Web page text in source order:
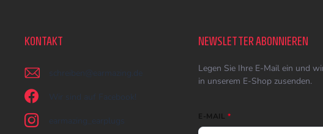
KONTAKT
schreiben @ earmazing.de
Wir sind auf Facebook!
earmazing_earplugs
NEWSLETTER ABONNIEREN
Legen Sie Ihre E-Mail ein und
in unserem E-Shop zusenden.
E-MAIL